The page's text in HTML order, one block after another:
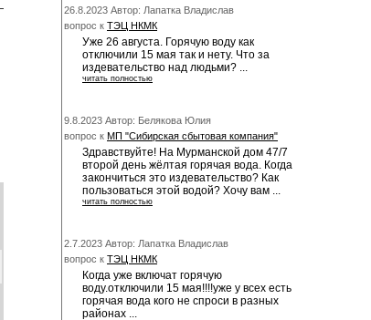
26.8.2023 Автор: Лапатка Владислав
вопрос к ТЭЦ НКМК
Уже 26 августа. Горячую воду как
отключили 15 мая так и нету. Что за
издевательство над людьми? ...
читать полностью
9.8.2023 Автор: Белякова Юлия
вопрос к МП "Сибирская сбытовая компания"
Здравствуйте! На Мурманской дом 47/7
второй день жёлтая горячая вода. Когда
закончиться это издевательство? Как
пользоваться этой водой? Хочу вам ...
читать полностью
2.7.2023 Автор: Лапатка Владислав
вопрос к ТЭЦ НКМК
Когда уже включат горячую
воду.отключили 15 мая!!!!уже у всех есть
горячая вода кого не спроси в разных
районах ...